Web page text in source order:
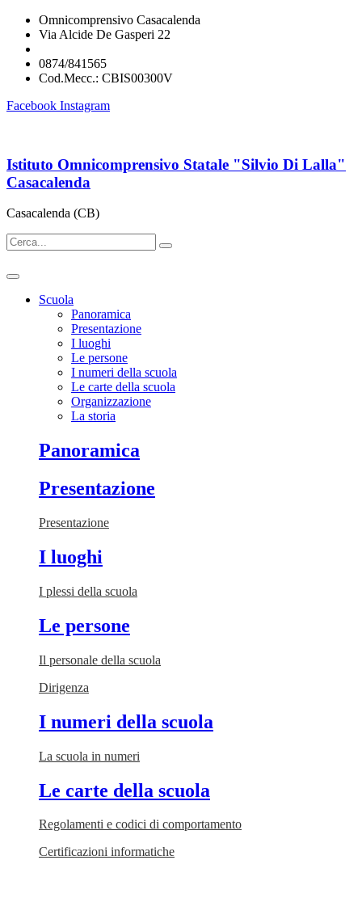
Omnicomprensivo Casacalenda
Via Alcide De Gasperi 22
0874/841565
Cod.Mecc.: CBIS00300V
Facebook Instagram
Istituto Omnicomprensivo Statale "Silvio Di Lalla"
Casacalenda
Casacalenda (CB)
Scuola
Panoramica
Presentazione
I luoghi
Le persone
I numeri della scuola
Le carte della scuola
Organizzazione
La storia
Panoramica
Presentazione
Presentazione
I luoghi
I plessi della scuola
Le persone
Il personale della scuola
Dirigenza
I numeri della scuola
La scuola in numeri
Le carte della scuola
Regolamenti e codici di comportamento
Certificazioni informatiche